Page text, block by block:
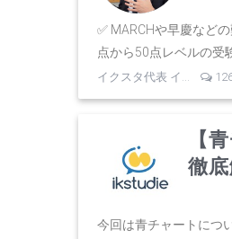
✅ MARCHや早慶など
点から50点レベルの受
イクスタ代表 イ...
【
徹底
今回は青チャートにつ